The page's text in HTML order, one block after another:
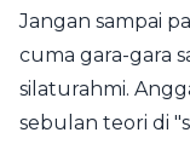
Jangan sampai
cuma gara-gara
silaturahmi.
sebulan teori di